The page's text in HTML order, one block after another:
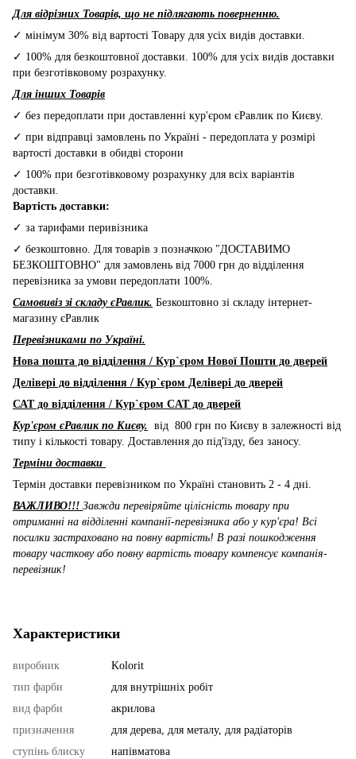
Для відрізних Товарів, що не підлягають поверненню.
✓ мінімум 30% від вартості Товару для усіх видів доставки.
✓ 100% для безкоштовної доставки. 100% для усіх видів доставки
при безготівковому розрахунку.
Для інших Товарів
✓ без передоплати при доставленні кур'єром єРавлик по Києву.
✓ при відправці замовлень по Україні - передоплата у розмірі
вартості доставки в обидві сторони
✓ 100% при безготівковому розрахунку для всіх варіантів
доставки.
Вартість доставки:
✓ за тарифами перивізника
✓ безкоштовно. Для товарів з позначкою "ДОСТАВИМО
БЕЗКОШТОВНО" для замовлень від 7000 грн до відділення
перевізника за умови передоплати 100%.
Самовивіз зі складу єРавлик. Безкоштовно зі складу інтернет-
магазину єРавлик
Перевізниками по Україні.
Нова пошта до відділення / Кур`єром Нової Пошти до дверей
Делівері до відділення / Кур`єром Делівері до дверей
САТ до відділення / Кур`єром CAT до дверей
Кур'єром єРавлик по Києву. від 800 грн по Києву в залежності від
типу і кількості товару. Доставлення до під'їзду, без заносу.
Терміни доставки
Термін доставки перевізником по Україні становить 2 - 4 дні.
ВАЖЛИВО!!! Завжди перевіряйте цілісність товару при
отриманні на відділенні компанії-перевізника або у кур'єра! Всі
посилки застраховано на повну вартість! В разі пошкодження
товару часткову або повну вартість товару компенсує компанія-
перевізник!
Характеристики
виробник
Kolorit
тип фарби
для внутрішніх робіт
вид фарби
акрилова
призначення
для дерева, для металу, для радіаторів
ступінь блиску
напівматова